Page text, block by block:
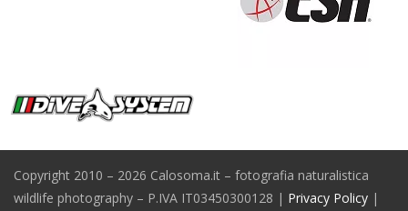
Copyright 2010 – 2026 Calosoma.it – fotografia naturalistica
wildlife photography – P.IVA IT03450300128 | Privacy Policy |